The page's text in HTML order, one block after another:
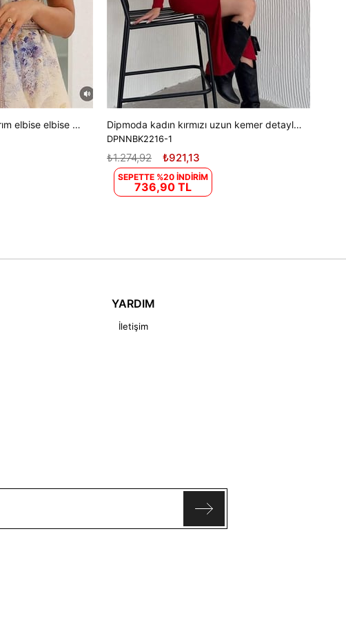
Kadın gömlek yaka tasarım elbise elbise DPEMP2754 Dipmoda kadın kırmızı uzun kemer detaylı elbise DPK2216
DPNNBK2216-1
₺921,13
₺1.274,92
SEPETTE %20 İNDİRİM
736,90 TL
YARDIM
İletişim